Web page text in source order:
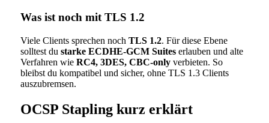
Was ist noch mit TLS 1.2
Viele Clients sprechen noch TLS 1.2. Für diese Ebene
solltest du starke ECDHE-GCM Suiteserlauben und alte
Verfahren wie RC4, 3DES, CBC-onlyverbieten. So
bleibst du kompatibel und sicher, ohne TLS 1.3 Clients
auszubremsen.
OCSP Stapling kurz erklärt